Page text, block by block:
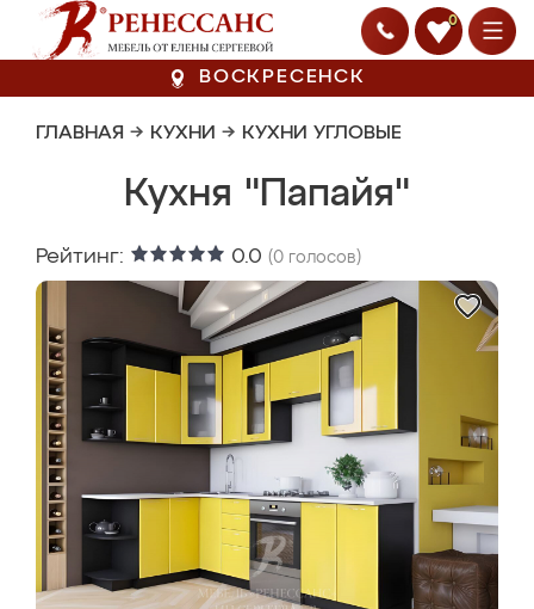
0
ВОСКРЕСЕНСК
ГЛАВНАЯ → КУХНИ → КУХНИ УГЛОВЫЕ
Кухня "Папайя"
Рейтинг: 0.0 (0 голосов)